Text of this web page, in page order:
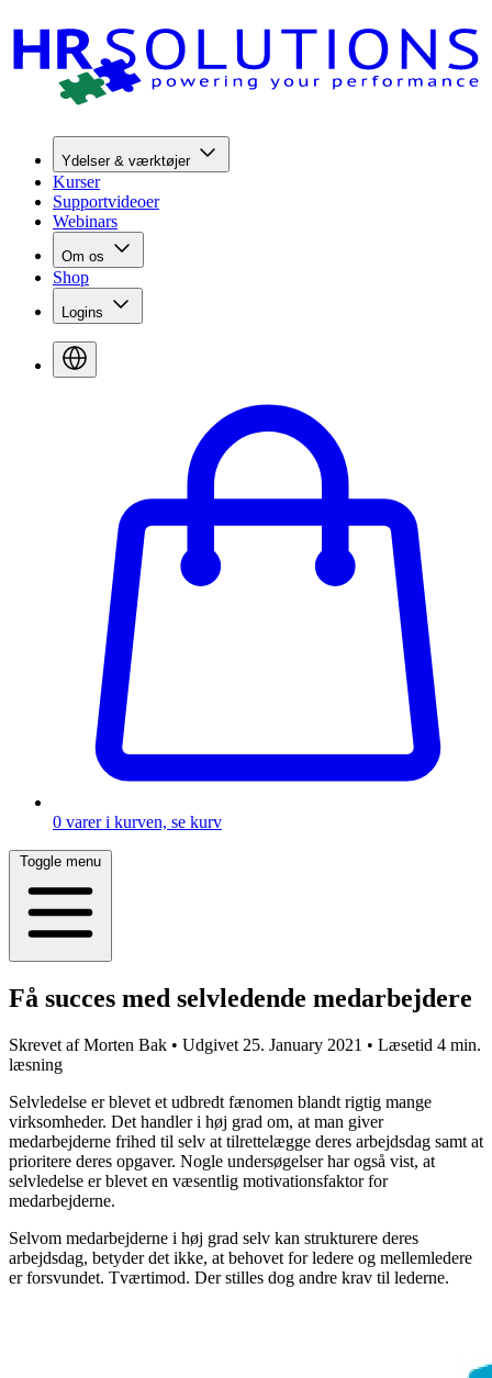
Ydelser & værktøjer
Kurser
Supportvideoer
Webinars
Om os
Shop
Logins
0 varer i kurven, se kurv
Toggle menu
Få succes med selvledende medarbejdere
Skrevet af Morten Bak • Udgivet 25. January 2021 • Læsetid 4 min.
læsning
Selvledelse er blevet et udbredt fænomen blandt rigtig mange
virksomheder. Det handler i høj grad om, at man giver
medarbejderne frihed til selv at tilrettelægge deres arbejdsdag samt at
prioritere deres opgaver. Nogle undersøgelser har også vist, at
selvledelse er blevet en væsentlig motivationsfaktor for
medarbejderne.
Selvom medarbejderne i høj grad selv kan strukturere deres
arbejdsdag, betyder det ikke, at behovet for ledere og mellemledere
er forsvundet. Tværtimod. Der stilles dog andre krav til lederne.